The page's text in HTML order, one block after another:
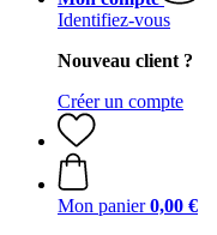
Identifiez-vous
Nouveau client ?
Créer un compte
Mon panier 0,00 €